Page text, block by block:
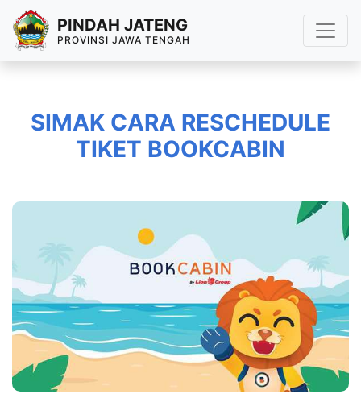
PINDAH JATENG
PROVINSI JAWA TENGAH
SIMAK CARA RESCHEDULE
TIKET BOOKCABIN